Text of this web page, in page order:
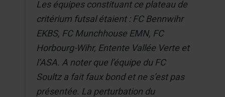
Les équipes constituant ce plateau de
critérium futsal étaient : FC Bennwihr
EKBS, FC Munchhouse EMN, FC
Horbourg-Wihr, Entente Vallée Verte et
l’ASA. A noter que l’équipe du FC
Soultz a fait faux bond et ne s’est pas
présentée. La perturbation du